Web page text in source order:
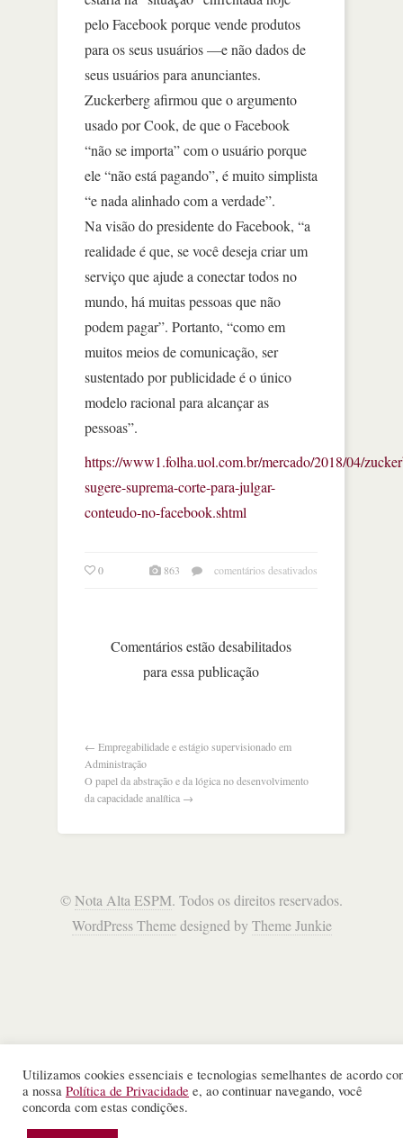
pelo Facebook porque vende produtos
para os seus usuários —e não dados de
seus usuários para anunciantes.
Zuckerberg afirmou que o argumento
usado por Cook, de que o Facebook
“não se importa” com o usuário porque
ele “não está pagando”, é muito simplista
“e nada alinhado com a verdade”.
Na visão do presidente do Facebook, “a
realidade é que, se você deseja criar um
serviço que ajude a conectar todos no
mundo, há muitas pessoas que não
podem pagar”. Portanto, “como em
muitos meios de comunicação, ser
sustentado por publicidade é o único
modelo racional para alcançar as
pessoas”.
https://www1.folha.uol.com.br/mercado/2018/04/
sugere-suprema-corte-para-julgar-
conteudo-no-facebook.shtml
0 863 comentários desativados
Comentários estão desabilitados
para essa publicação
← Empregabilidade e estágio supervisionado em
Administração
O papel da abstração e da lógica no desenvolvimento
da capacidade analítica →
©Nota Alta ESPM. Todos os direitos reservados.
WordPress Themedesigned by Theme Junkie
Utilizamos cookies essenciais e tecnologias semelhantes de acordo
a nossa Política de Privacidade e, ao continuar navegando, você
concorda com estas condições.